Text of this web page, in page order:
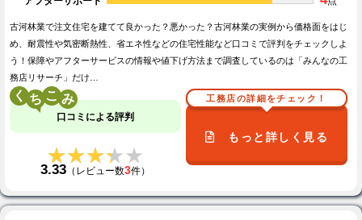
古河林業で注文住宅を建てて良かった？悪かった？古河林業の実例から価格面をはじ
め、耐震性や気密断熱性、省エネ性などの住宅性能など口コミで評判をチェックしよ
う！保障やアフターサービスの情報や値下げ方法まで調査しているのは「みんなの工
務店リサーチ」だけ…
く こ
口コミによる評判
★★★★★
★★★★★
3.33 （レビュー数3件）
工務店の詳細をチェック！
もっと詳しく見る